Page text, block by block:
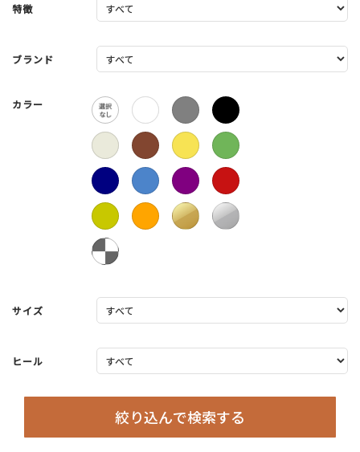
特徴
ブランド
カラー
サイズ
ヒール
絞り込んで検索する